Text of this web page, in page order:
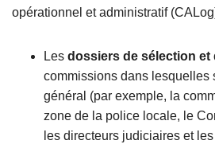
opérationnel et administratif
Les dossiers de sélection et
commissions dans lesquelles
général (par exemple, la
zone de la police locale, le
les directeurs judiciaires et